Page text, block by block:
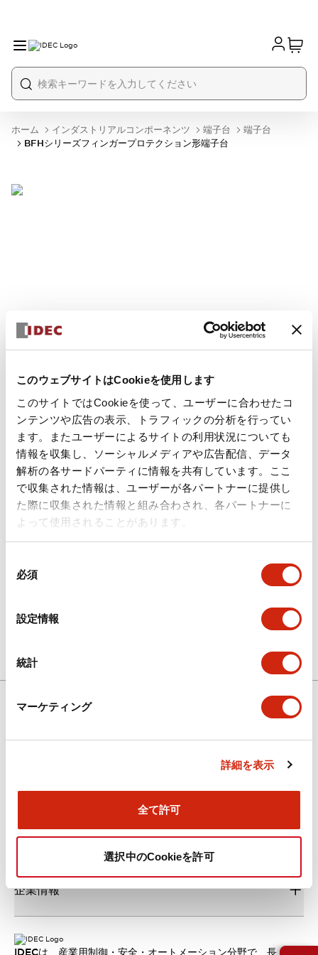
このウェブサイトはCookieを使用します
このサイトではCookieを使って、ユーザーに合わせたコ
ンテンツや広告の表示、トラフィックの分析を行ってい
ます。またユーザーによるサイトの利用状況についても
情報を収集し、ソーシャルメディアや広告配信、データ
解析の各サードパーティに情報を共有しています。ここ
で収集された情報は、ユーザーが各パートナーに提供し
た際に収集された情報と組み合わされ、各パートナーに
よって使用されることがあります。
必須
設定情報
統計
マーケティング
詳細を表示
全て許可
選択中のCookieを許可
ホーム インダストリアルコンポーネンツ 端子台
端子台
BFHシリーズフィンガープロテクション形端子台
BFHシリーズフィンガープロテクシ
ョン形端子台
2009年2月27日販売中止
サポート
企業情報
IDECは、産業用制御・安全・オートメーション分野で、長